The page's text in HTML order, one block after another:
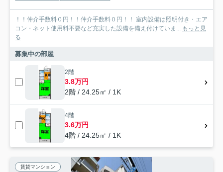
！！仲介手数料０円！！仲介手数料０円！！ 室内設備は照明付き・エア
コン・ネット使用料不要など充実した設備を備え付けていま... もっと見
る
募集中の部屋
2階
3.8万円
2階 / 24.25㎡ / 1K
4階
3.6万円
4階 / 24.25㎡ / 1K
賃貸マンション